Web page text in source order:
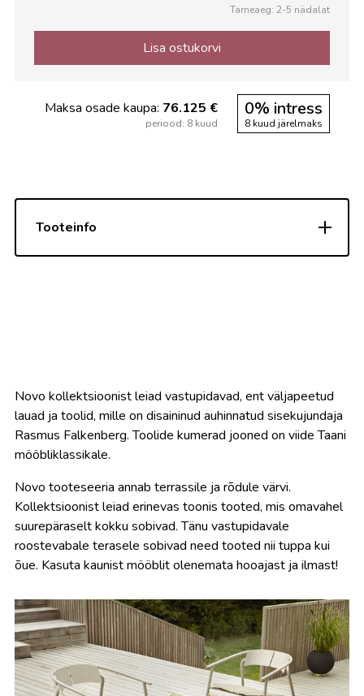
Tarneaeg: 2-5 nädalat
Lisa ostukorvi
Maksa osade kaupa: 76.125 €
periood: 8 kuud
0% intress
8 kuud järelmaks
Tooteinfo
Novo kollektsioonist leiad vastupidavad, ent väljapeetud
lauad ja toolid, mille on disaininud auhinnatud sisekujundaja
Rasmus Falkenberg. Toolide kumerad jooned on viide Taani
mööbliklassikale.
Novo tooteseeria annab terrassile ja rõdule värvi.
Kollektsioonist leiad erinevas toonis tooted, mis omavahel
suurepäraselt kokku sobivad. Tänu vastupidavale
roostevabale terasele sobivad need tooted nii tuppa kui
õue. Kasuta kaunist mööblit olenemata hooajast ja ilmast!